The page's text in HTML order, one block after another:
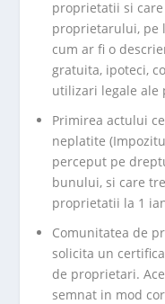
proprietatii si
proprietarului, pe
cum ar fi o
gratuita, ipoteci,
utilizari legale ale
Primirea actului
neplatite
perceput pe
bunului, si care
proprietatii la 1
Comunitatea de
solicita un
de proprietari.
semnat in mod